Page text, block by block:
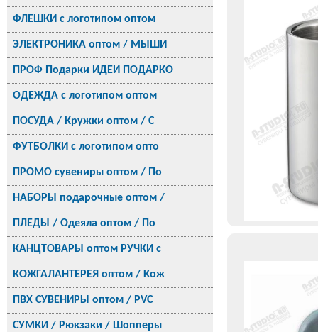
ФЛЕШКИ с логотипом оптом
ЭЛЕКТРОНИКА оптом / МЫШИ
ПРОФ Подарки ИДЕИ ПОДАРКО
ОДЕЖДА с логотипом оптом
ПОСУДА / Кружки оптом / С
ФУТБОЛКИ с логотипом опто
ПРОМО сувениры оптом / По
НАБОРЫ подарочные оптом /
ПЛЕДЫ / Одеяла оптом / По
КАНЦТОВАРЫ оптом РУЧКИ с
КОЖГАЛАНТЕРЕЯ оптом / Кож
ПВХ СУВЕНИРЫ оптом / PVC
СУМКИ / Рюкзаки / Шопперы